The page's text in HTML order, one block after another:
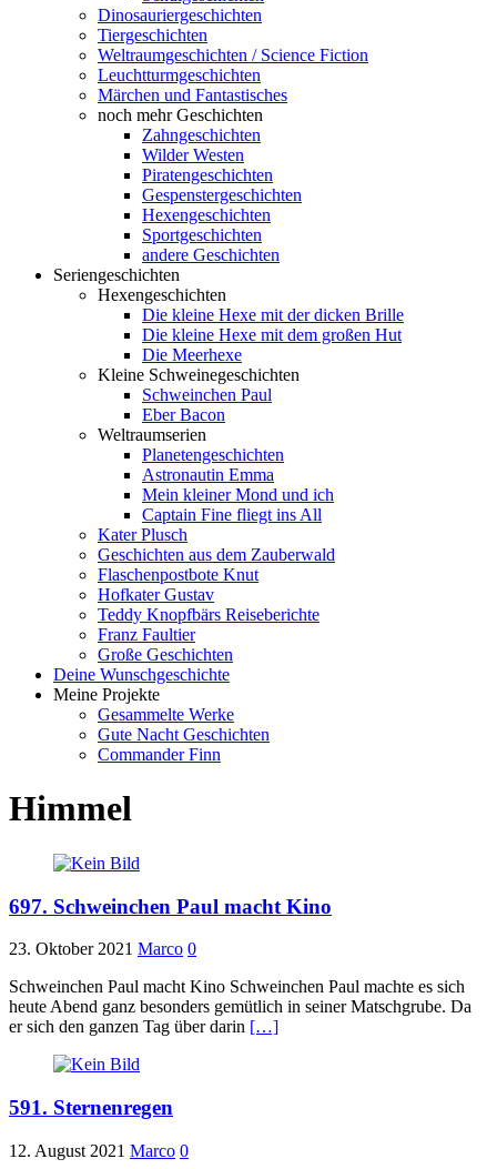
Dinosauriergeschichten
Tiergeschichten
Weltraumgeschichten / Science Fiction
Leuchtturmgeschichten
Märchen und Fantastisches
noch mehr Geschichten
Zahngeschichten
Wilder Westen
Piratengeschichten
Gespenstergeschichten
Hexengeschichten
Sportgeschichten
andere Geschichten
Seriengeschichten
Hexengeschichten
Die kleine Hexe mit der dicken Brille
Die kleine Hexe mit dem großen Hut
Die Meerhexe
Kleine Schweinegeschichten
Schweinchen Paul
Eber Bacon
Weltraumserien
Planetengeschichten
Astronautin Emma
Mein kleiner Mond und ich
Captain Fine fliegt ins All
Kater Plusch
Geschichten aus dem Zauberwald
Flaschenpostbote Knut
Hofkater Gustav
Teddy Knopfbärs Reiseberichte
Franz Faultier
Große Geschichten
Deine Wunschgeschichte
Meine Projekte
Gesammelte Werke
Gute Nacht Geschichten
Commander Finn
Himmel
697. Schweinchen Paul macht Kino
23. Oktober 2021 Marco 0
Schweinchen Paul macht Kino Schweinchen Paul machte es sich
heute Abend ganz besonders gemütlich in seiner Matschgrube. Da
er sich den ganzen Tag über darin […]
591. Sternenregen
12. August 2021 Marco 0